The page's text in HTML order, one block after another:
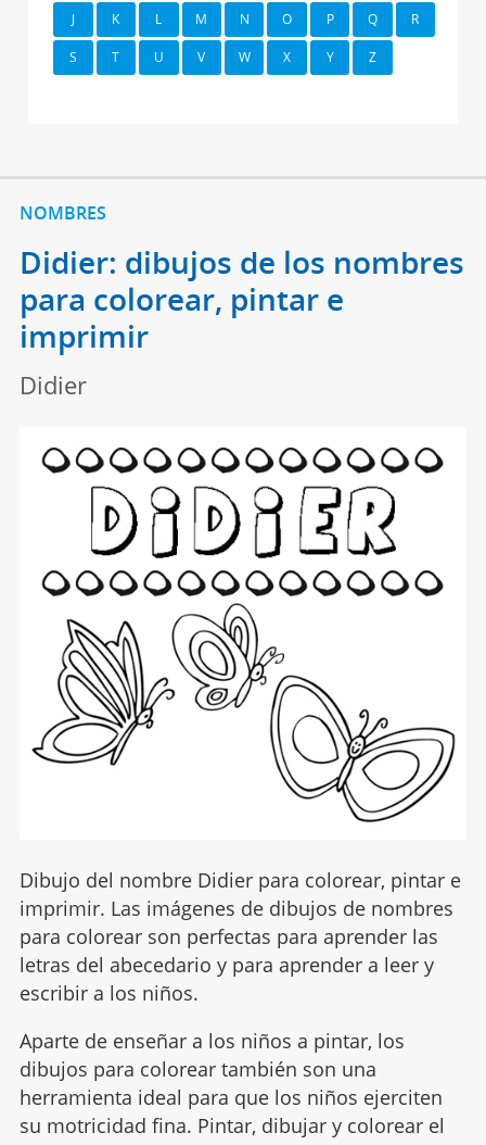
J K L M N O P Q R
S T U V W X Y Z
NOMBRES
Didier: dibujos de los nombres
para colorear, pintar e
imprimir
Didier
Dibujo del nombre Didier para colorear, pintar e
imprimir. Las imágenes de dibujos de nombres
para colorear son perfectas para aprender las
letras del abecedario y para aprender a leer y
escribir a los niños.
Aparte de enseñar a los niños a pintar, los
dibujos para colorear también son una
herramienta ideal para que los niños ejerciten
su motricidad fina. Pintar, dibujar y colorear el